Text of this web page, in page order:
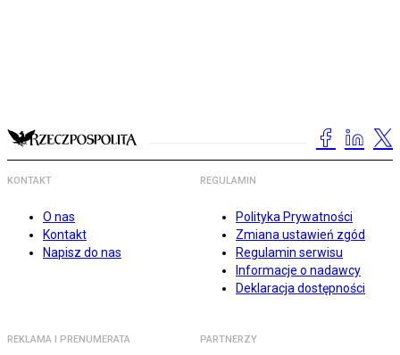
KONTAKT
O nas
Kontakt
Napisz do nas
REGULAMIN
Polityka Prywatności
Zmiana ustawień zgód
Regulamin serwisu
Informacje o nadawcy
Deklaracja dostępności
REKLAMA I PRENUMERATA PARTNERZY